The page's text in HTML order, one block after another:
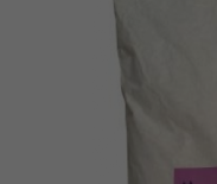
Durchmesser
Analytische
1,7 %, Rohfaser: 25 %,
Natrium: 0,04 %, Zink:
täglich je nach Gewicht und